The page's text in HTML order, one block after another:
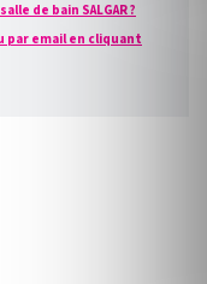
de bain SALGAR ?
par email en cliquant